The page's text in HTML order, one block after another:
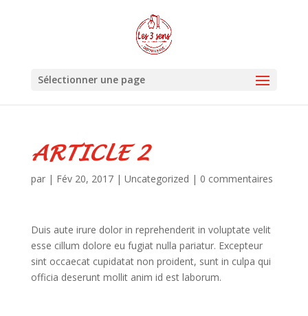
Sélectionner une page
ARTICLE 2
par | Fév 20, 2017| Uncategorized | 0 commentaires
Duis aute irure dolor in reprehenderit in voluptate velit
esse cillum dolore eu fugiat nulla pariatur. Excepteur
sint occaecat cupidatat non proident, sunt in culpa qui
officia deserunt mollit anim id est laborum.